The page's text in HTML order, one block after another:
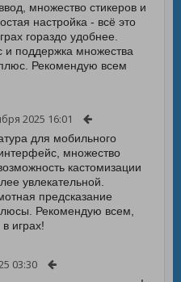
множество стикеров и
настройка - всё это
гораздо удобнее.
поддержка множества
Рекомендую всем
2025 16:01
для мобильного
множество
кастомизации
увлекательной.
предсказание
Рекомендую всем,
играх!
03:30